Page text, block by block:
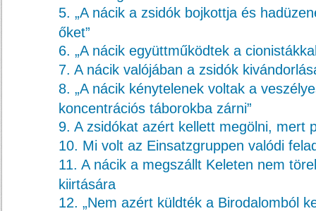
5. „A nácik a zsidók bojkottja és
őket”
6. „A nácik együttműködtek a
7. A nácik valójában a zsidók
8. „A nácik kénytelenek voltak a
koncentrációs táborokba zárni”
9. A zsidókat azért kellett megölni, mert
10. Mi volt az Einsatzgruppen valódi
11. A nácik a megszállt Keleten nem
kiirtására
12. „Nem azért küldték a Birodalomból